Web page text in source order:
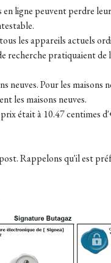
ligne peuvent perdre
les appareils actuels
pratiquaient de
Pour les maisons
les maisons neuves.
était à 10.47 centimes
Rappelons qu'il est